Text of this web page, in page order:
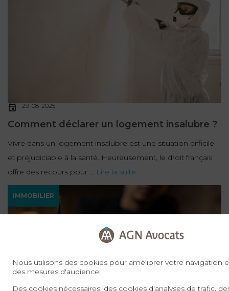
29-08-2025
Comment déclarer un logement insalubre ?
Vivre dans un logement insalubre est une situation difficile
et préjudiciable à la santé. Heureusement, le droit français
offre des recours pour ... Lire la suite
IMMOBILIER
Nous utilisons des cookies pour améliorer votre navigation
des mesures d'audience.
Des cookies nécessaires, des cookies d'analyses de trafic,